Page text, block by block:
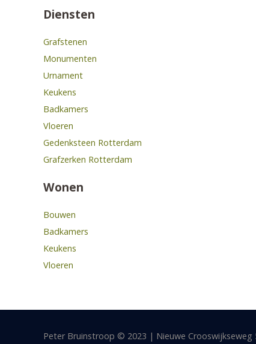
Diensten
Grafstenen
Monumenten
Urnament
Keukens
Badkamers
Vloeren
Gedenksteen Rotterdam
Grafzerken Rotterdam
Wonen
Bouwen
Badkamers
Keukens
Vloeren
Peter Bruinstroop © 2023 | Nieuwe Crooswijkseweg